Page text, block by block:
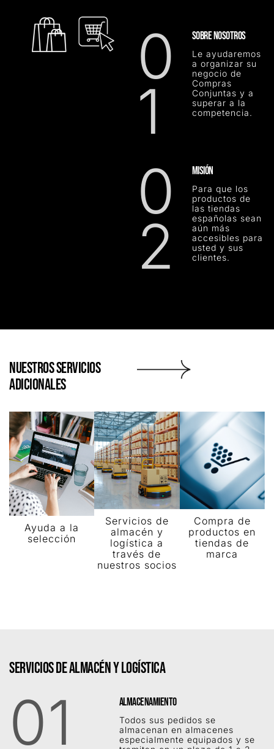
0
1
SOBRE NOSOTROS
Le ayudaremos
a organizar su
negocio de
Compras
Conjuntas y a
superar a la
competencia.
0
2
MISIÓN
Para que los
productos de
las tiendas
españolas sean
aún más
accesibles para
usted y sus
clientes.
NUESTROS SERVICIOS
ADICIONALES
Ayuda a la
selección
Servicios de
almacén y
logística a
través de
nuestros socios
Compra de
productos en
tiendas de
marca
SERVICIOS DE ALMACÉN Y LOGÍSTICA
01 ALMACENAMIENTO
Todos sus pedidos se
almacenan en almacenes
especialmente equipados y se